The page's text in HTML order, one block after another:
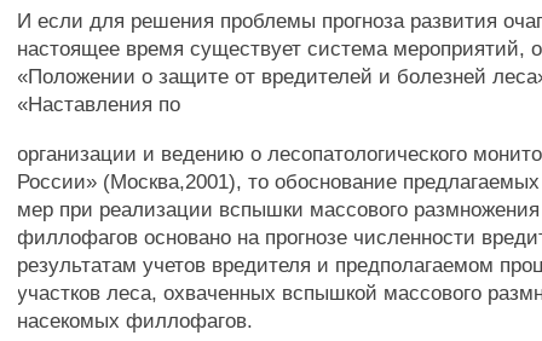
И если для решения проблемы прогноза развития
настоящее время существует система мероприятий,
«Положении о защите от вредителей и болезней
«Наставления по
организации и ведению о лесопатологического
России» (Москва,2001), то обоснование
мер при реализации вспышки массового
филлофагов основано на прогнозе численности
результатам учетов вредителя и предполагаемом
участков леса, охваченных вспышкой массового
насекомых филлофагов.